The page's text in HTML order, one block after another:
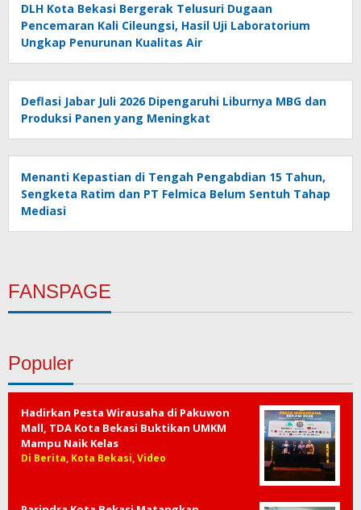
DLH Kota Bekasi Bergerak Telusuri Dugaan
Pencemaran Kali Cileungsi, Hasil Uji Laboratorium
Ungkap Penurunan Kualitas Air
Deflasi Jabar Juli 2026 Dipengaruhi Liburnya MBG dan
Produksi Panen yang Meningkat
Menanti Kepastian di Tengah Pengabdian 15 Tahun,
Sengketa Ratim dan PT Felmica Belum Sentuh Tahap
Mediasi
FANSPAGE
Populer
Hadirkan Pesta Wirausaha di Pakuwon
Mall, TDA Kota Bekasi Buktikan UMKM
Mampu Naik Kelas
Di Berita, Kota Bekasi, Video